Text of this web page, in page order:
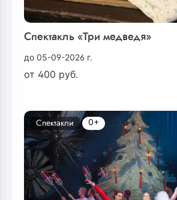
Спектакль «Три медведя»
до 05-09-2026 г.
от 400 руб.
Спектакли 0+